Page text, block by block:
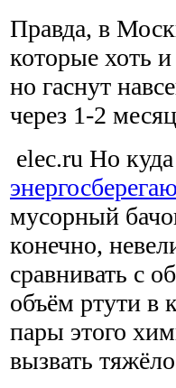
Правда, в
которые хоть
но гаснут
через 1-2
elec.ru Но
мусорный
конечно,
сравнивать с
объём ртути в
пары этого
вызвать